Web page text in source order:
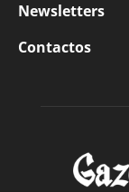
Newsletters
Contactos